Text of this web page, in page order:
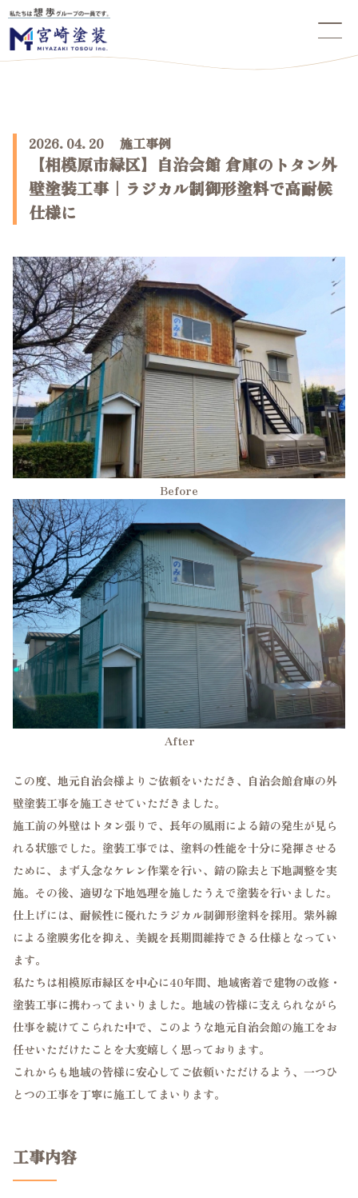
2026. 04. 20 施工事例
【相模原市緑区】自治会館 倉庫のトタン外
壁塗装工事｜ラジカル制御形塗料で高耐候
仕様に
Before
After
この度、地元自治会様よりご依頼をいただき、自治会館倉庫の外
壁塗装工事を施工させていただきました。
施工前の外壁はトタン張りで、長年の風雨による錆の発生が見ら
れる状態でした。塗装工事では、塗料の性能を十分に発揮させる
ために、まず入念なケレン作業を行い、錆の除去と下地調整を実
施。その後、適切な下地処理を施したうえで塗装を行いました。
仕上げには、耐候性に優れたラジカル制御形塗料を採用。紫外線
による塗膜劣化を抑え、美観を長期間維持できる仕様となってい
ます。
私たちは相模原市緑区を中心に40年間、地域密着で建物の改修・
塗装工事に携わってまいりました。地域の皆様に支えられながら
仕事を続けてこられた中で、このような地元自治会館の施工をお
任せいただけたことを大変嬉しく思っております。
これからも地域の皆様に安心してご依頼いただけるよう、一つひ
とつの工事を丁寧に施工してまいります。
工事内容